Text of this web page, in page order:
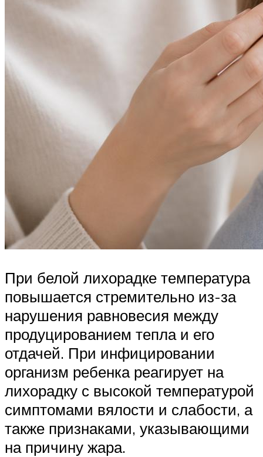
При белой лихорадке температура
повышается стремительно из-за
нарушения равновесия между
продуцированием тепла и его
отдачей. При инфицировании
организм ребенка реагирует на
лихорадку с высокой температурой
симптомами вялости и слабости, а
также признаками, указывающими
на причину жара.